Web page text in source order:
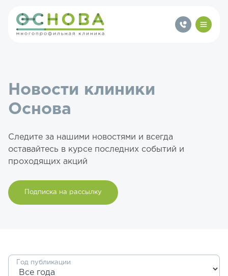
Новости клиники
Основа
Следите за нашими новостями и всегда
оставайтесь в курсе последних событий и
проходящих акций
Подписка на рассылку
Год публикации